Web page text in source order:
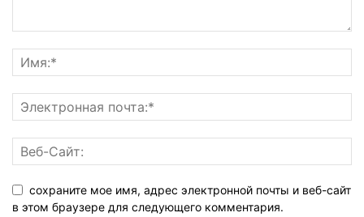
сохраните мое имя, адрес электронной почты и веб-сайт
в этом браузере для следующего комментария.